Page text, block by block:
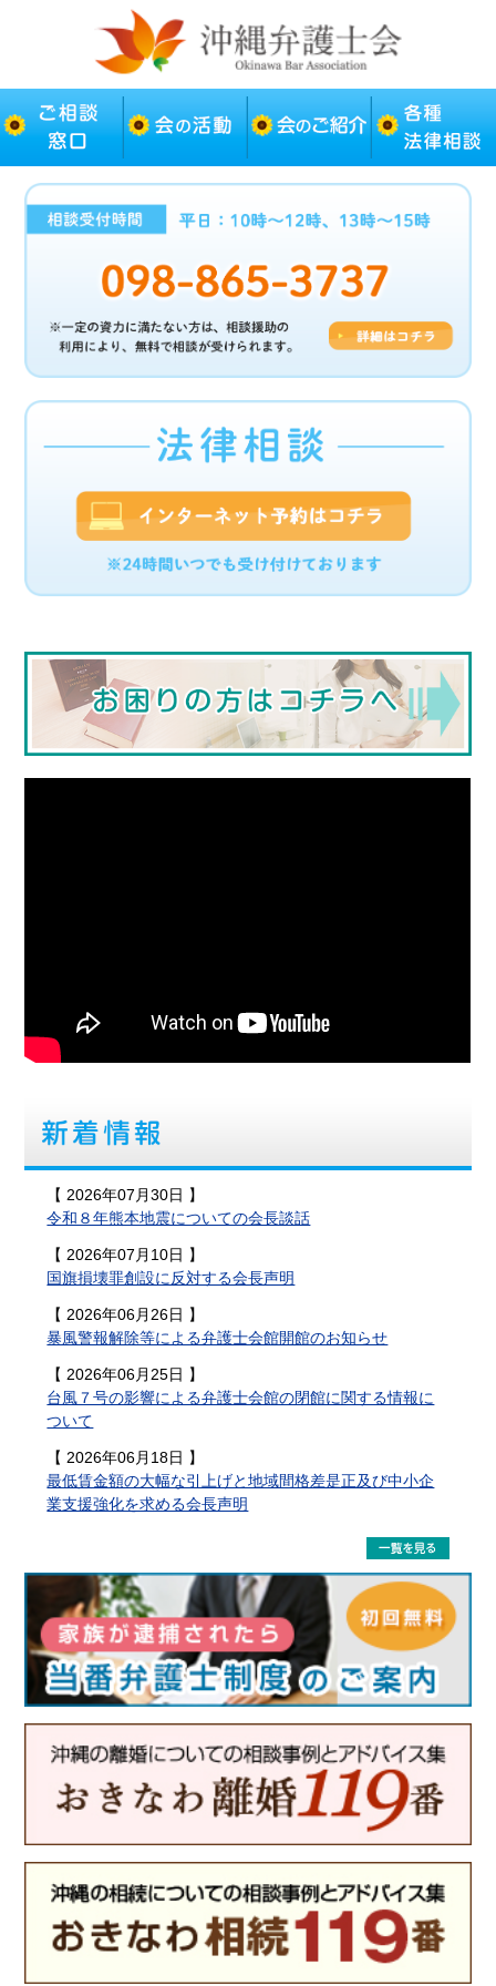
【 2026年07月30日 】
令和８年熊本地震についての会長談話
【 2026年07月10日 】
国旗損壊罪創設に反対する会長声明
【 2026年06月26日 】
暴風警報解除等による弁護士会館開館のお知らせ
【 2026年06月25日 】
台風７号の影響による弁護士会館の閉館に関する情報に
ついて
【 2026年06月18日 】
最低賃金額の大幅な引上げと地域間格差是正及び中小企
業支援強化を求める会長声明